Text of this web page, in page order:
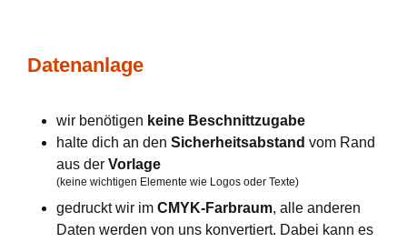
Datenanlage
wir benötigen keine Beschnittzugabe
halte dich an den Sicherheitsabstand vom Rand
aus der Vorlage
(keine wichtigen Elemente wie Logos oder Texte)
gedruckt wir im CMYK-Farbraum, alle anderen
Daten werden von uns konvertiert. Dabei kann es